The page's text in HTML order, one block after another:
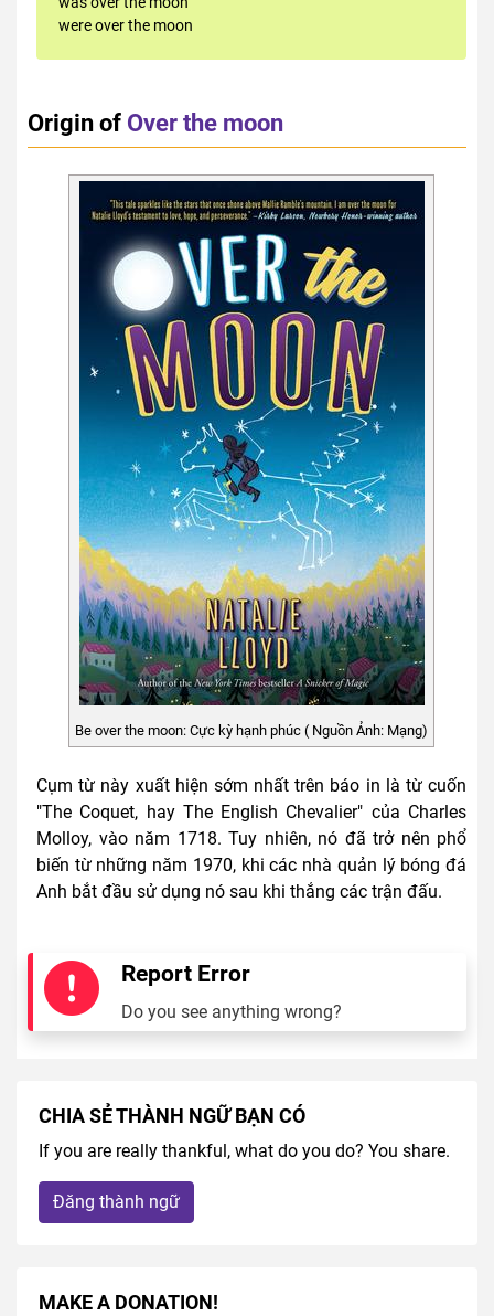
were over the moon
Origin of Over the moon
Be over the moon: Cực kỳ hạnh phúc ( Nguồn Ảnh: Mạng)
Cụm từ này xuất hiện sớm nhất trên báo in là từ cuốn
"The Coquet, hay The English Chevalier" của Charles
Molloy, vào năm 1718. Tuy nhiên, nó đã trở nên phổ
biến từ những năm 1970, khi các nhà quản lý bóng đá
Anh bắt đầu sử dụng nó sau khi thắng các trận đấu.
Report Error
Do you see anything wrong?
CHIA SẺ THÀNH NGỮ BẠN CÓ
If you are really thankful, what do you do? You share.
Đăng thành ngữ
MAKE A DONATION!